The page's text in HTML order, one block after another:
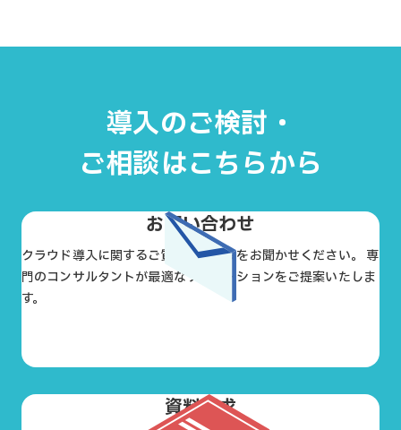
導入のご検討・
ご相談はこちらから
お問い合わせ
クラウド導入に関するご質問やお悩みをお聞かせください。 専
門のコンサルタントが最適なソリューションをご提案いたしま
す。
資料請求